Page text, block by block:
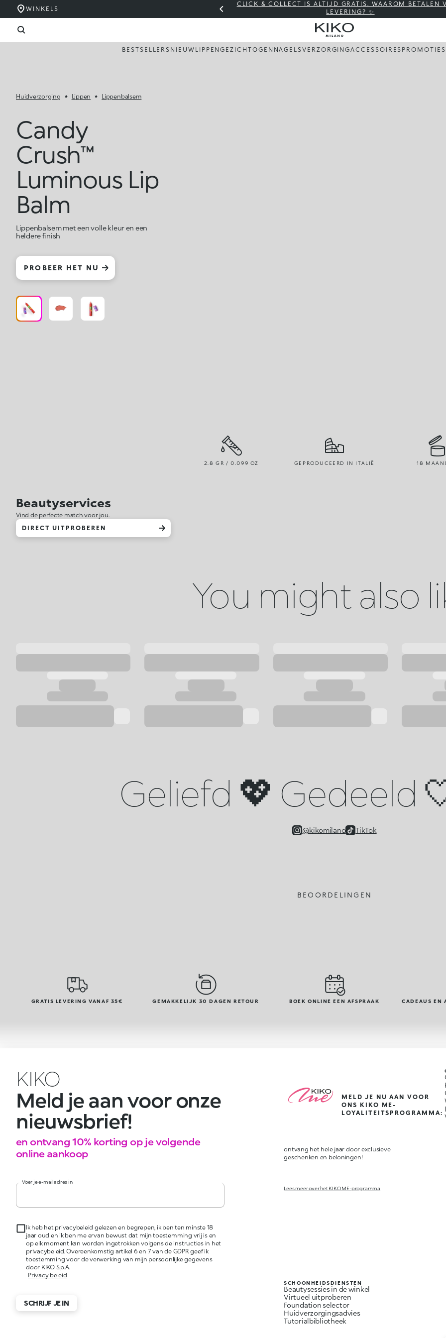
WINKELS
CLICK & COLLECT IS ALTIJD GRATIS. WAAROM BETALEN
LEVERING? ✨
BESTSELLERS NIEUW LIPPENGEZICHTOGEN NAGELSVERZORGINGACCESSOIRES PROMOTIES
Huidverzorging Lippen Lippenbalsem
Candy
Crush™
Luminous Lip
Balm
Lippenbalsem met een volle kleur en een
heldere finish
PROBEER HET NU
2.8 GR / 0.099 OZ GEPRODUCEERD IN ITALIË 18
Beautyservices
Vind de perfecte match voor jou.
DIRECT UITPROBEREN
You might also
Geliefd 💖 Gedeeld
@kikomilano TikTok
BEOORDELINGEN
GRATIS LEVERING VANAF 35€ GEMAKKELIJK 30 DAGEN RETOUR BOEK ONLINE EEN AFSPRAAK
CADEAUS EN
KIKO
Meld je aan voor onze
nieuwsbrief!
en ontvang 10% korting op je volgende
online aankoop
Voer je e-mailadres in
Ik heb het privacybeleid gelezen en begrepen, ik ben ten minste 18
jaar oud en ik ben me ervan bewust dat mijn toestemming vrij is en
op elk moment kan worden ingetrokken volgens de instructies in het
privacybeleid. Overeenkomstig artikel 6 en 7 van de GDPR geef ik
toestemming voor de verwerking van mijn persoonlijke gegevens
door KIKO S.p.A.
Privacy beleid
SCHRIJF JE IN
MELD JE NU AAN VOOR
ONS KIKO ME-
LOYALITEITSPROGRAMMA:
ontvang het hele jaar door exclusieve
geschenken en beloningen!
Lees meer over het KIKO ME-programma
SCHOONHEIDSDIENSTEN
Beautysessies in de winkel
Virtueel uitproberen
Foundation selector
Huidverzorgingsadvies
Tutorialbibliotheek